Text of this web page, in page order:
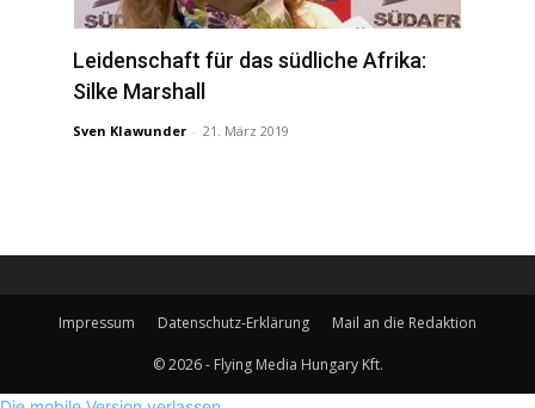
Leidenschaft für das südliche Afrika:
Silke Marshall
Sven Klawunder - 21. März 2019
Impressum Datenschutz-Erklärung Mail an die Redaktion
© 2026 - Flying Media Hungary Kft.